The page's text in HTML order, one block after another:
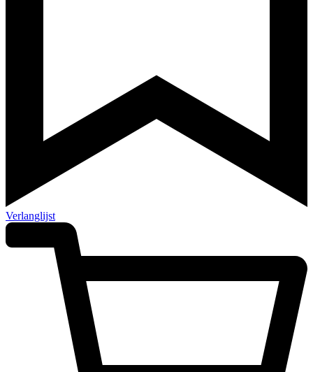
Verlanglijst